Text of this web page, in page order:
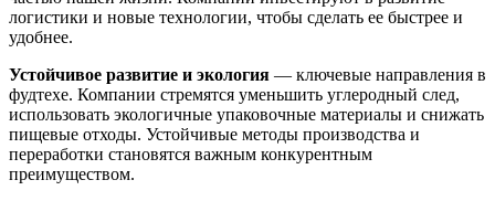
логистики и новые технологии, чтобы сделать ее быстрее и
удобнее.
Устойчивое развитие и экология — ключевые направления в
фудтехе. Компании стремятся уменьшить углеродный след,
использовать экологичные упаковочные материалы и снижать
пищевые отходы. Устойчивые методы производства и
переработки становятся важным конкурентным
преимуществом.